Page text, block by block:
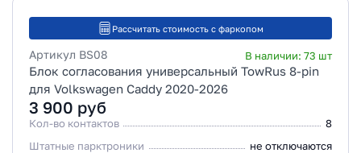
Рассчитать стоимость с фаркопом
Артикул BS08 В наличии: 73 шт
Блок согласования универсальный TowRus 8-pin
для Volkswagen Caddy 2020-2026
3 900 руб
Кол-во контактов
8
Штатные парктроники
не отключаются